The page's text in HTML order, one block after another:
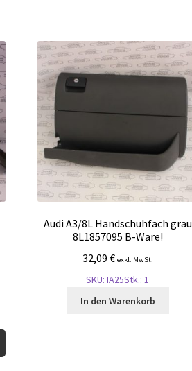
Audi A3/8L Handschuhfach grau
8L1857095 B-Ware!
32,09 € exkl. MwSt.
SKU: IA25Stk.: 1
In den Warenkorb